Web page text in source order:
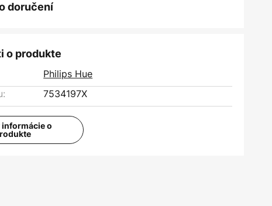
doručení
o produkte
Philips Hue
7534197X
informácie o